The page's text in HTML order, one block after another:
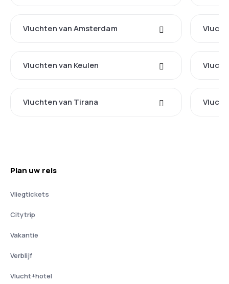
Vluchten van Amsterdam
Vluchten van Keulen
Vluchten van Tirana
Plan uw reis
Vliegtickets
Citytrip
Vakantie
Verblijf
Vlucht+hotel